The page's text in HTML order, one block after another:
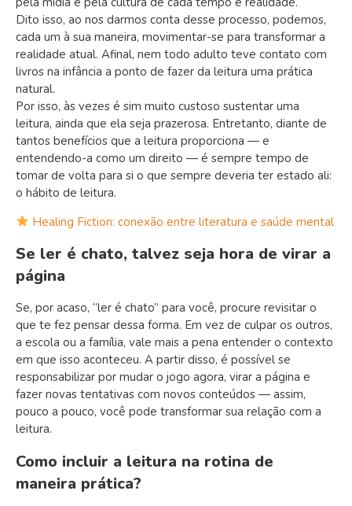
Dito isso, ao nos darmos conta desse processo, podemos,
cada um à sua maneira, movimentar-se para transformar a
realidade atual. Afinal, nem todo adulto teve contato com
livros na infância a ponto de fazer da leitura uma prática
natural.
Por isso, às vezes é sim muito custoso sustentar uma
leitura, ainda que ela seja prazerosa. Entretanto, diante de
tantos benefícios que a leitura proporciona — e
entendendo-a como um direito — é sempre tempo de
tomar de volta para si o que sempre deveria ter estado ali:
o hábito de leitura.
Healing Fiction: conexão entre literatura e saúde mental
Se ler é chato, talvez seja hora de virar a
página
Se, por acaso, “ler é chato” para você, procure revisitar o
que te fez pensar dessa forma. Em vez de culpar os outros,
a escola ou a família, vale mais a pena entender o contexto
em que isso aconteceu. A partir disso, é possível se
responsabilizar por mudar o jogo agora, virar a página e
fazer novas tentativas com novos conteúdos — assim,
pouco a pouco, você pode transformar sua relação com a
leitura.
Como incluir a leitura na rotina de
maneira prática?